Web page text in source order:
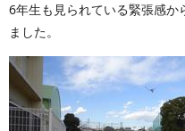
6年生も見られている緊張感
ました。